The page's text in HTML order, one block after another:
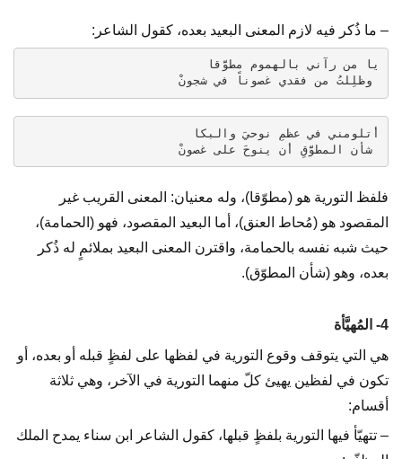
– ما ذُكر فيه لازم المعنى البعيد بعده، كقول الشاعر:
يا من رآني بالهموم مطوَّقا
أتلومني في عظمِ نوحيَ والبكا
شأن المطوَّقِ أن ينوحَ على غصونْ
فلفظ التورية هو (مطوّقا)، وله معنيان: المعنى القريب غير
المقصود هو (مُحاط العنق)، أما البعيد المقصود، فهو (الحمامة)،
حيث شبه نفسه بالحمامة، واقترن المعنى البعيد بملائمٍ له ذُكر
بعده، وهو (شأن المطوّق).
4- المُهيَّأة
هي التي يتوقف وقوع التورية في لفظها على لفظٍ قبله أو بعده، أو
تكون في لفظين يهيئ كلّ منهما التورية في الآخر، وهي ثلاثة
أقسام:
– تتهيّأ فيها التورية بلفظٍ قبلها، كقول الشاعر ابن سناء يمدح الملك